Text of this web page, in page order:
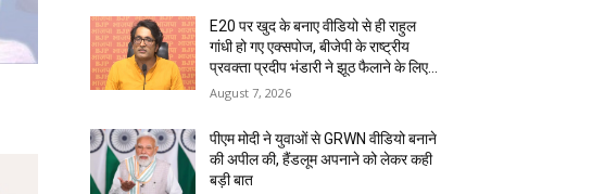
E20 पर खुद के बनाए वीडियो से ही राहुल
गांधी हो गए एक्सपोज, बीजेपी के राष्ट्रीय
प्रवक्ता प्रदीप भंडारी ने झूठ फैलाने के लिए...
August 7, 2026
पीएम मोदी ने युवाओं से GRWN वीडियो बनाने
की अपील की, हैंडलूम अपनाने को लेकर कही
बड़ी बात